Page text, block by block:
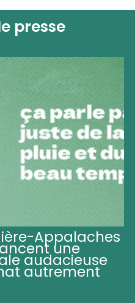
presse
Appalaches
une
audacieuse
autrement